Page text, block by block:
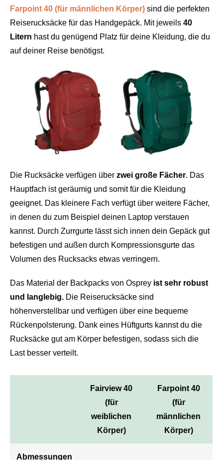
Farpoint 40 (für männlichen Körper) sind die perfekten
Reiserucksäcke für das Handgepäck. Mit jeweils 40
Litern hast du genügend Platz für deine Kleidung, die du
auf deiner Reise benötigst.
Die Rucksäcke verfügen über zwei große Fächer. Das
Hauptfach ist geräumig und somit für die Kleidung
geeignet. Das kleinere Fach verfügt über weitere Fächer,
in denen du zum Beispiel deinen Laptop verstauen
kannst. Durch Zurrgurte lässt sich innen dein Gepäck gut
befestigen und außen durch Kompressionsgurte das
Volumen des Rucksacks etwas verringern.
Das Material der Backpacks von Osprey ist sehr robust
und langlebig. Die Reiserucksäcke sind
höhenverstellbar und verfügen über eine bequeme
Rückenpolsterung. Dank eines Hüftgurts kannst du die
Rucksäcke gut am Körper befestigen, sodass sich die
Last besser verteilt.
Fairview 40
(für
weiblichen
Körper)
Farpoint 40
(für
männlichen
Körper)
Abmessungen